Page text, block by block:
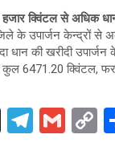
क्विंटल से अधिक धान
के उपार्जन केन्द्रों से
धान की खरीदी
कुल 6471.20 क्विंटल,
X
T
G
C